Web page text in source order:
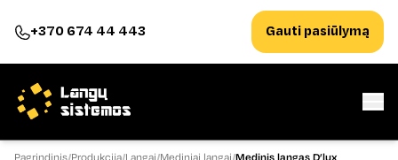
+370 674 44 443 Gauti pasiūlymą